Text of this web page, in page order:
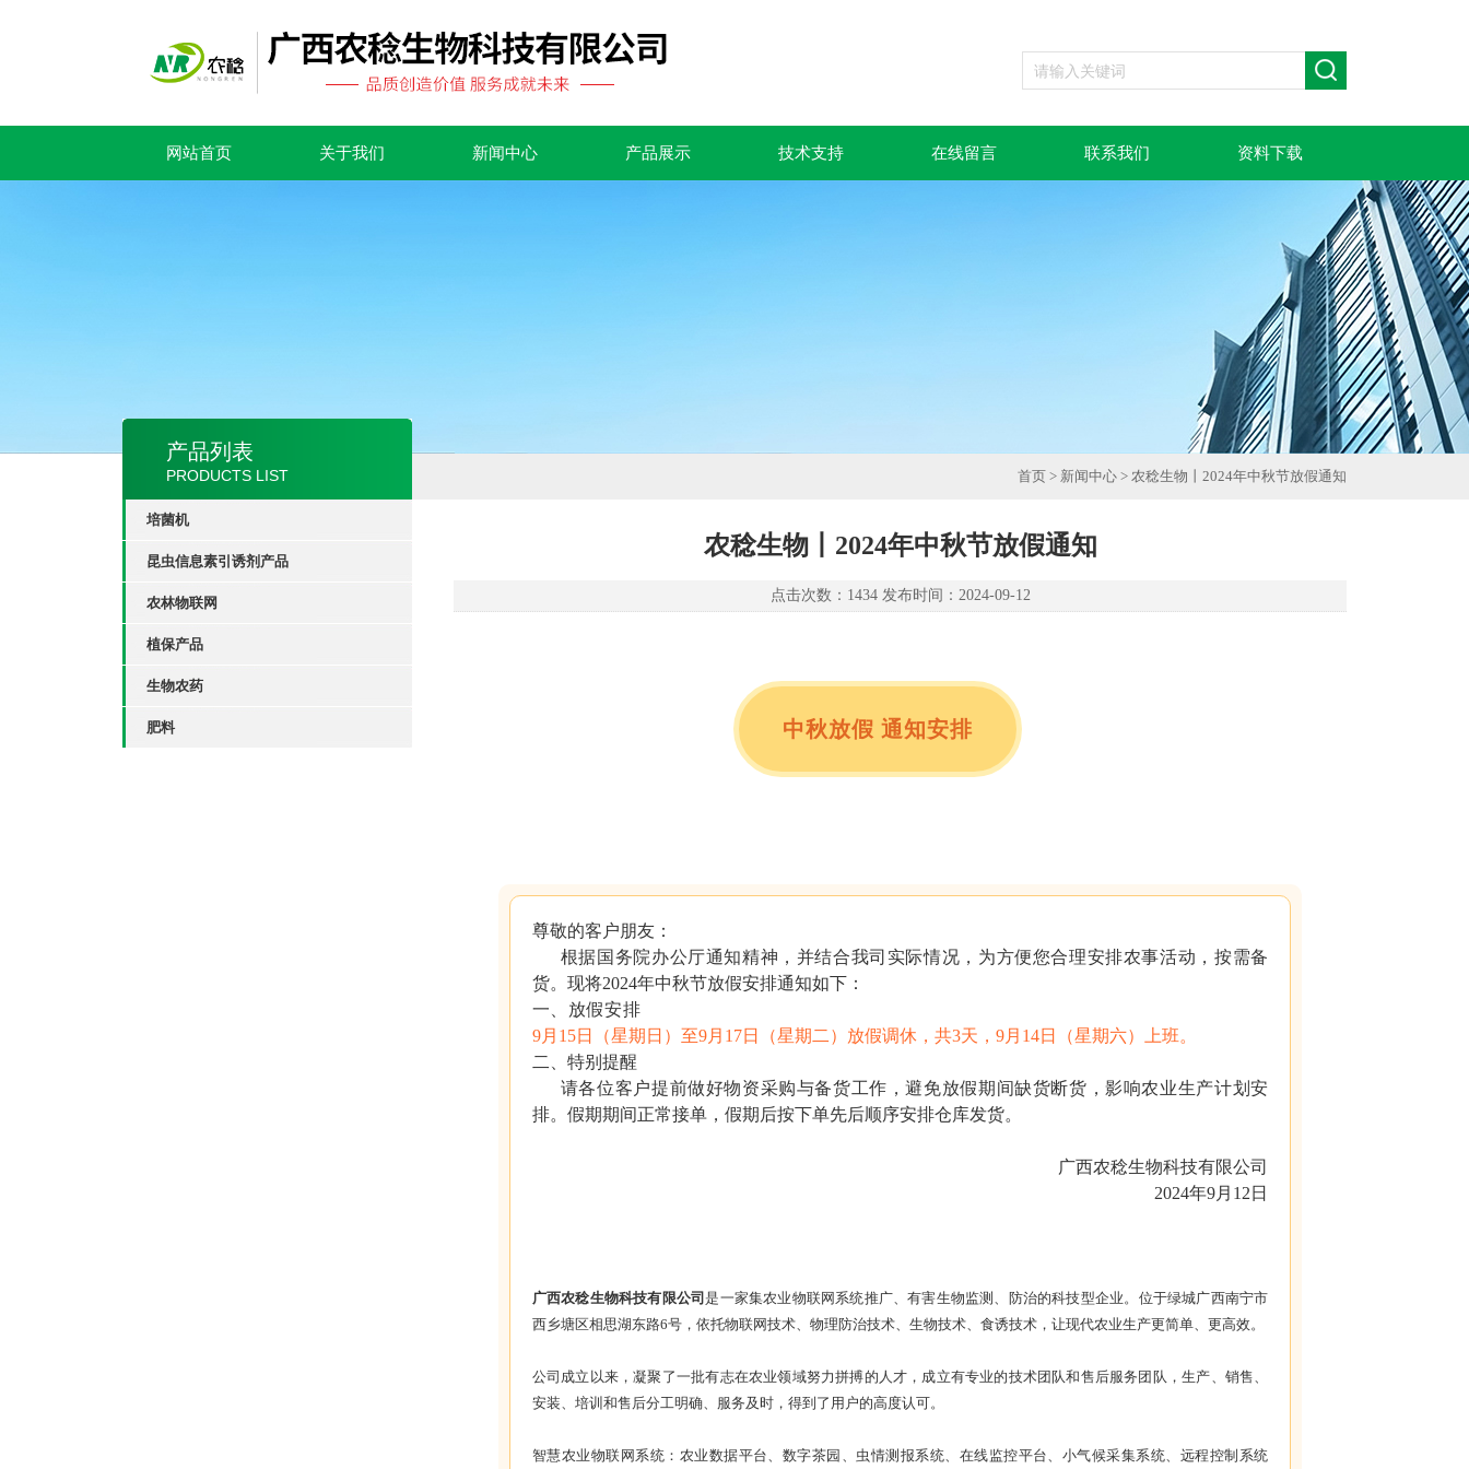
网站首页 关于我们 新闻中心 产品展示 技术支持 在线留言 联系我们 资料下载
产品列表
PRODUCTS LIST
培菌机
昆虫信息素引诱剂产品
农林物联网
植保产品
生物农药
肥料
首页 > 新闻中心 > 农稔生物丨2024年中秋节放假通知
农稔生物丨2024年中秋节放假通知
点击次数：1434 发布时间：2024-09-12
中秋放假 通知安排
尊敬的客户朋友：
根据国务院办公厅通知精神，并结合我司实际情况，为方便您合理安排农事活动，按需备
货。现将2024年中秋节放假安排通知如下：
一、放假安排
9月15日（星期日）至9月17日（星期二）放假调休，共3天，9月14日（星期六）上班。
二、特别提醒
请各位客户提前做好物资采购与备货工作，避免放假期间缺货断货，影响农业生产计划安
排。假期期间正常接单，假期后按下单先后顺序安排仓库发货。
广西农稔生物科技有限公司
2024年9月12日
广西农稔生物科技有限公司是一家集农业物联网系统推广、有害生物监测、防治的科技型企业。位于绿城广西南宁市
西乡塘区相思湖东路6号，依托物联网技术、物理防治技术、生物技术、食诱技术，让现代农业生产更简单、更高效。
公司成立以来，凝聚了一批有志在农业领域努力拼搏的人才，成立有专业的技术团队和售后服务团队，生产、销售、
安装、培训和售后分工明确、服务及时，得到了用户的高度认可。
智慧农业物联网系统：农业数据平台、数字茶园、虫情测报系统、在线监控平台、小气候采集系统、远程控制系统